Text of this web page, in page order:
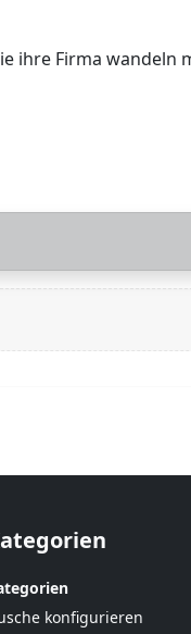
ihre Firma wandeln
konfigurieren